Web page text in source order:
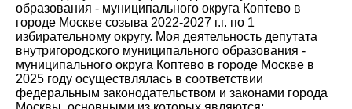
образования - муниципального округа Коптево в
городе Москве созыва 2022-2027 г.г. по 1
избирательному округу. Моя деятельность депутата
внутригородского муниципального образования -
муниципального округа Коптево в городе Москве в
2025 году осуществлялась в соответствии
федеральным законодательством и законами города